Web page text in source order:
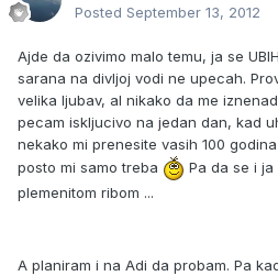
Posted September 13, 2012
Ajde da ozivimo malo temu, ja se
sarana na divljoj vodi ne upecah.
velika ljubav, al nikako da me
pecam iskljucivo na jedan dan, kad
nekako mi prenesite vasih 100
posto mi samo treba
Pa da se i
plemenitom ribom ...
A planiram i na Adi da probam. Pa